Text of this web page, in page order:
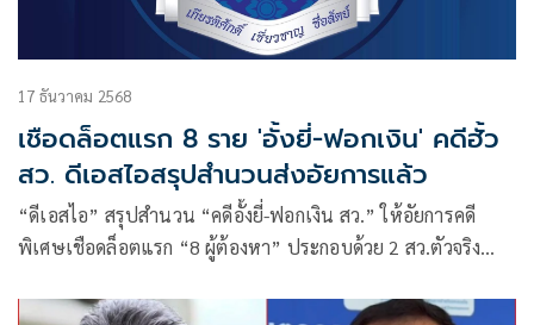
17 ธันวาคม 2568
เชือดล็อตแรก 8 ราย 'อั้งยี่-ฟอกเงิน' คดีฮั้ว
สว. ดีเอสไอสรุปสำนวนส่งอัยการแล้ว
“ดีเอสไอ” สรุปสำนวน “คดีอั้งยี่-ฟอกเงิน สว.” ให้อัยการคดี
พิเศษเชือดล็อตแรก “8 ผู้ต้องหา” ประกอบด้วย 2 สว.ตัวจริง
ชี้แจงแก้กล่าวหาไม่สามารถหักล้างพยานหลักฐานได้